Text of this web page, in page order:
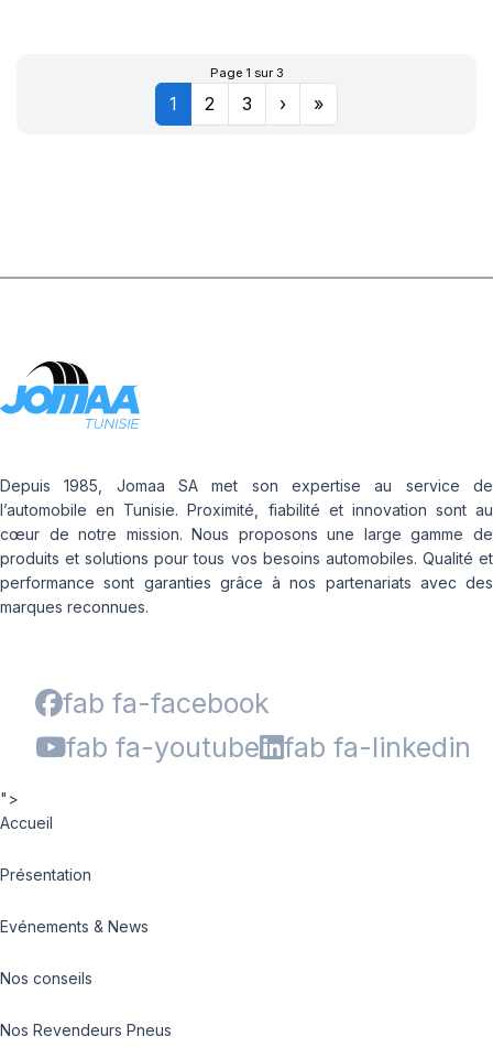
Page 1 sur 3
1 2 3 › »
Depuis 1985, Jomaa SA met son expertise au service de
l’automobile en Tunisie. Proximité, fiabilité et innovation sont au
cœur de notre mission. Nous proposons une large gamme de
produits et solutions pour tous vos besoins automobiles. Qualité et
performance sont garanties grâce à nos partenariats avec des
marques reconnues.
fab fa-facebook
fab fa-youtube
fab fa-linkedin
">
Accueil
Présentation
Evénements & News
Nos conseils
Nos Revendeurs Pneus